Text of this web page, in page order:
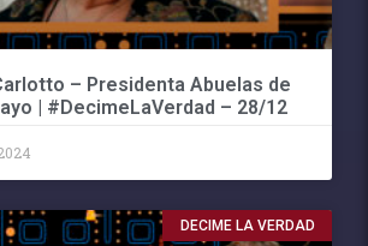
– Presidenta Abuelas de
| #DecimeLaVerdad – 28/12
DECIME LA VERDAD